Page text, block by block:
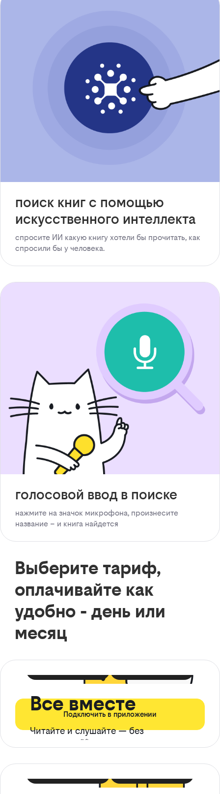
поиск книг с помощью
искусственного интеллекта
спросите ИИ какую книгу хотели бы прочитать, как
спросили бы у человека.
голосовой ввод в поиске
нажмите на значок микрофона, произнесите
название – и книга найдется
Выберите тариф,
оплачивайте как
удобно - день или
месяц
Все вместе
Читайте и слушайте — без
ограничений*
Подключить в приложении